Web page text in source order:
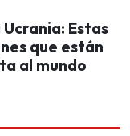
Estas
que están
al mundo